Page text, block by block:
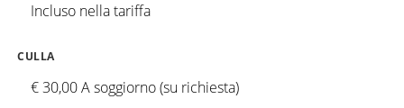
Incluso nella tariffa
CULLA
€ 30,00 A soggiorno (su richiesta)